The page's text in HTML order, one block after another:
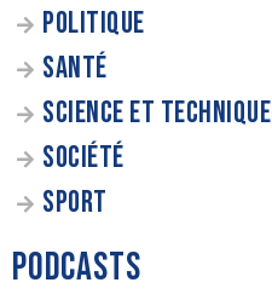
POLITIQUE
SANTÉ
SCIENCE ET TECHNIQUE
SOCIÉTÉ
SPORT
PODCASTS